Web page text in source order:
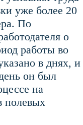
уже более 20
По
о
работы во
в днях, и
он был
на
полевых